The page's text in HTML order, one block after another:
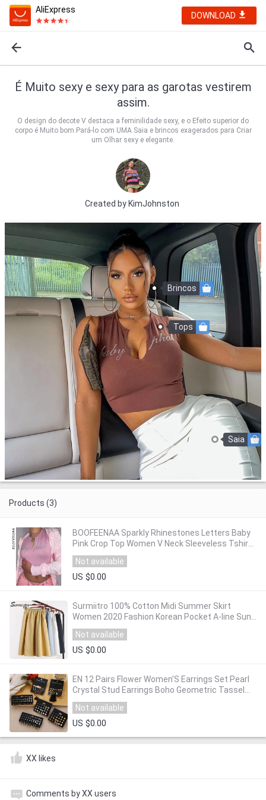
AliExpress
DOWNLOAD
É Muito sexy e sexy para as garotas vestirem
assim.
O design do decote V destaca a feminilidade sexy, e o Efeito superior do
corpo é Muito bom.Pará-lo com UMA Saia e brincos exagerados para Criar
um Olhar sexy e elegante.
Created byKimJohnston
Tops
Saia
Brincos
Products (3)
BOOFEENAA Sparkly Rhinestones Letters Baby
Pink Crop Top Women V Neck Sleeveless Tshirts
Cute Sexy Sports Tank Tops C85-AI10
Not available
US $0.00
Surmiitro 100% Cotton Midi Summer Skirt
Women 2020 Fashion Korean Pocket A-line Sun
School Black White High Waist Skirt Female
Not available
US $0.00
EN 12 Pairs Flower Women'S Earrings Set Pearl
Crystal Stud Earrings Boho Geometric Tassel
Earrings For Women 2020 Jewelry Gift
Not available
US $0.00
XX likes
Comments by XX users